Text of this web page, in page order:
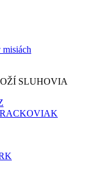
misiách
SLUHOVIA